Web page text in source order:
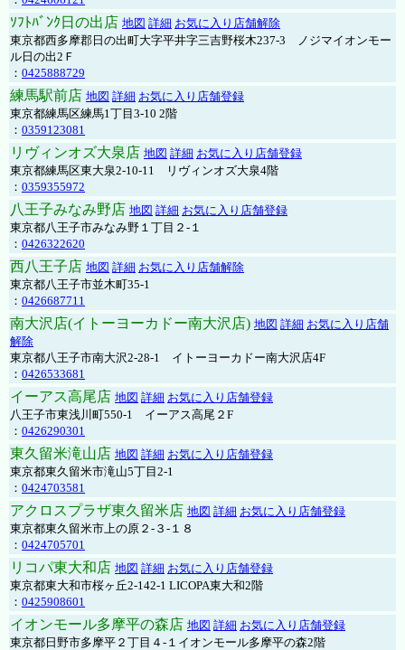
ｿﾌﾄﾊﾞﾝｸ日の出店 地図 詳細 お気に入り店舗解除
東京都西多摩郡日の出町大字平井字三吉野桜木237-3 ノジマイオンモー
ル日の出2Ｆ
： 0425888729
練馬駅前店 地図 詳細 お気に入り店舗登録
東京都練馬区練馬1丁目3-10 2階
： 0359123081
リヴィンオズ大泉店 地図 詳細 お気に入り店舗登録
東京都練馬区東大泉2-10-11 リヴィンオズ大泉4階
： 0359355972
八王子みなみ野店 地図 詳細 お気に入り店舗登録
東京都八王子市みなみ野１丁目２-１
： 0426322620
西八王子店 地図 詳細 お気に入り店舗解除
東京都八王子市並木町35-1
： 0426687711
南大沢店(イトーヨーカドー南大沢店) 地図 詳細 お気に入り店舗
解除
東京都八王子市南大沢2-28-1 イトーヨーカドー南大沢店4F
： 0426533681
イーアス高尾店 地図 詳細 お気に入り店舗登録
八王子市東浅川町550-1 イーアス高尾２F
： 0426290301
東久留米滝山店 地図 詳細 お気に入り店舗登録
東京都東久留米市滝山5丁目2-1
： 0424703581
アクロスプラザ東久留米店 地図 詳細 お気に入り店舗登録
東京都東久留米市上の原２-３-１８
： 0424705701
リコパ東大和店 地図 詳細 お気に入り店舗登録
東京都東大和市桜ヶ丘2-142-1 LICOPA東大和2階
： 0425908601
イオンモール多摩平の森店 地図 詳細 お気に入り店舗登録
東京都日野市多摩平２丁目４-１イオンモール多摩平の森2階